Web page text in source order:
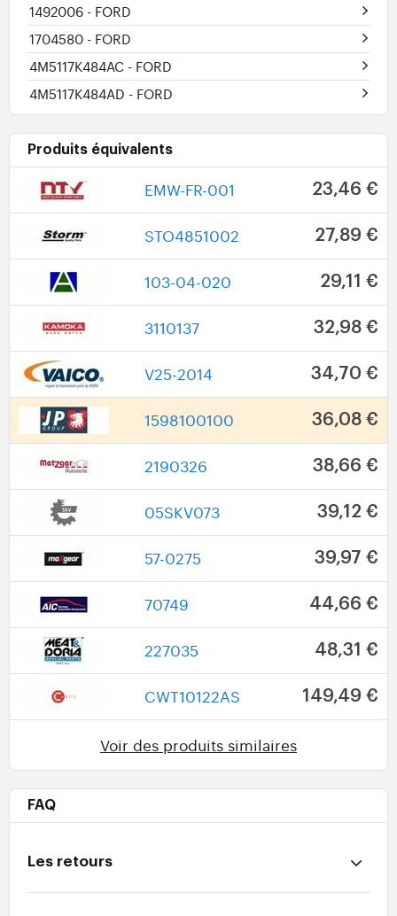
1492006 - FORD
1704580 - FORD
4M5117K484AC - FORD
4M5117K484AD - FORD
Produits équivalents
EMW-FR-001 23,46 €
STO4851002 27,89 €
103-04-020 29,11 €
3110137 32,98 €
V25-2014 34,70 €
1598100100 36,08 €
2190326 38,66 €
05SKV073 39,12 €
57-0275 39,97 €
70749 44,66 €
227035 48,31 €
CWT10122AS 149,49 €
Voir des produits similaires
FAQ
Les retours